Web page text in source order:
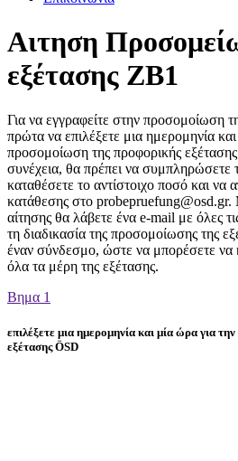
Αιτηση
εξέτασης ZB1
Για να εγγραφείτε στην προσομοίωση
πρώτα να επιλέξετε μια ημερομηνία
προσομοίωση της προφορικής
συνέχεια, θα πρέπει να συμπληρώσετε
καταθέσετε το αντίστοιχο ποσό και να
κατάθεσης στο probepruefung@osd.gr.
αίτησης θα λάβετε ένα e-mail με όλες
τη διαδικασία της προσομοίωσης της
έναν σύνδεσμο, ώστε να μπορέσετε να
όλα τα μέρη της εξέτασης.
Βημα 1
επιλέξετε μια ημερομηνία και μία ώρα για
εξέτασης ÖSD